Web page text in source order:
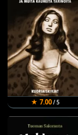
★ 7.00/ 5